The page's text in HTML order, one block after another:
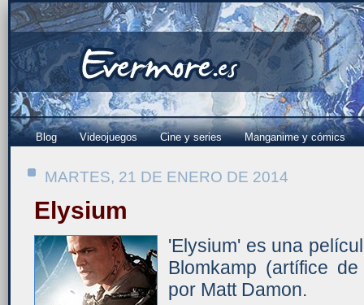
Blog Videojuegos Cine y series Manganime y cómics
MARTES, 21 DE ENERO DE 2014
Elysium
'Elysium' es una
Blomkamp (artífice
por Matt Damon.